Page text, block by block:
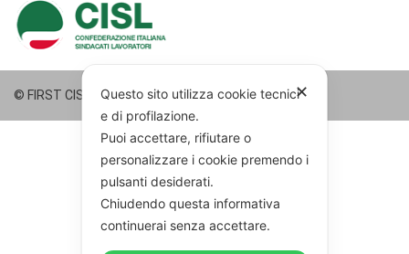
© FIRST CISL - p. IVA 123224937921 ✕
Questo sito utilizza cookie tecnici
e di profilazione.
Puoi accettare, rifiutare o
personalizzare i cookie premendo i
pulsanti desiderati.
Chiudendo questa informativa
continuerai senza accettare.